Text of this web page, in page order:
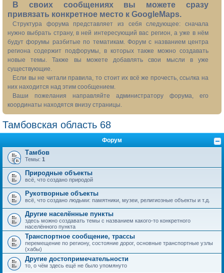
В своих сообщениях вы можете сразу
привязать конкретное место к GoogleMaps.
Структура форума представляет из себя следующее: сначала
нужно выбрать страну, в ней интересующий вас регион, а уже в нём
будут форумы разбитые по тематикам. Форум с названием центра
региона содержит подфорумы, в которых также можно создавать
новые темы. Также вы можете добавлять свои мысли в уже
существующие.
Если вы не читали правила, то стоит их всё же прочесть, ссылка на
них находится над этим сообщением.
Ваши пожелания направляйте администратору форума, его
координаты находятся внизу страницы.
Тамбовская область 68
Форум
Тамбов
Темы: 1
Природные объекты
всё, что создано природой
Рукотворные объекты
всё, что создано людьми: памятники, музеи, религиозные объекты и т.д.
Другие населённые пункты
здесь можно создавать темы с названием какого-то конкретного
населённого пункта
Транспортное сообщение, трассы
перемещение по региону, состояние дорог, основные транспортные узлы
(хабы)
Другие достопримечательности
то, о чём здесь ещё не было упомянуто